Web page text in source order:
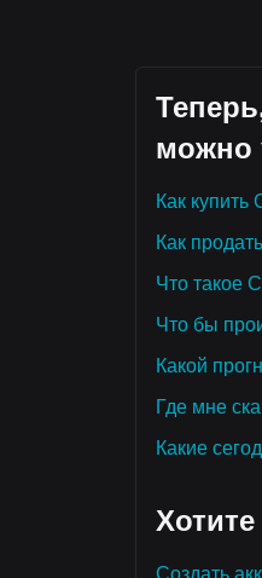
можно
Как купить
Как
Что такое
Что бы
Какой
Где мне
Какие
Создать